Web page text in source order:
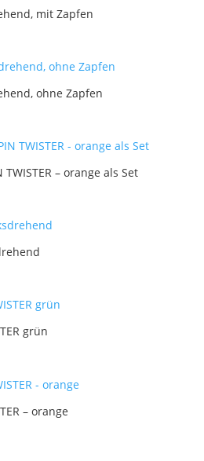
mit Zapfen
ohne Zapfen
– orange als Set
grün
– orange